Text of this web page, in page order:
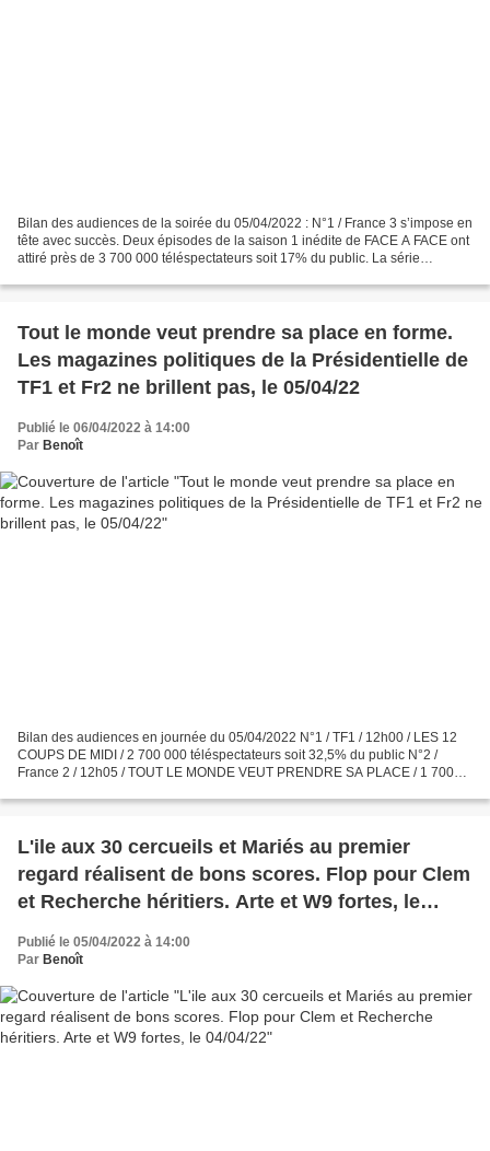
Bilan des audiences de la soirée du 05/04/2022 : N°1 / France 3 s’impose en
tête avec succès. Deux épisodes de la saison 1 inédite de FACE A FACE ont
attiré près de 3 700 000 téléspectateurs soit 17% du public. La série
Tout le monde veut prendre sa place en forme.
Les magazines politiques de la Présidentielle de
TF1 et Fr2 ne brillent pas, le 05/04/22
Publié le 06/04/2022 à 14:00
Par Benoît
Bilan des audiences en journée du 05/04/2022 N°1 / TF1 / 12h00 / LES 12
COUPS DE MIDI / 2 700 000 téléspectateurs soit 32,5% du public N°2 /
France 2 / 12h05 / TOUT LE MONDE VEUT PRENDRE SA PLACE / 1 700
L'ile aux 30 cercueils et Mariés au premier
regard réalisent de bons scores. Flop pour Clem
et Recherche héritiers. Arte et W9 fortes, le
04/04/22
Publié le 05/04/2022 à 14:00
Par Benoît